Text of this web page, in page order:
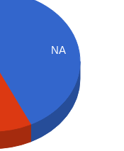
NA